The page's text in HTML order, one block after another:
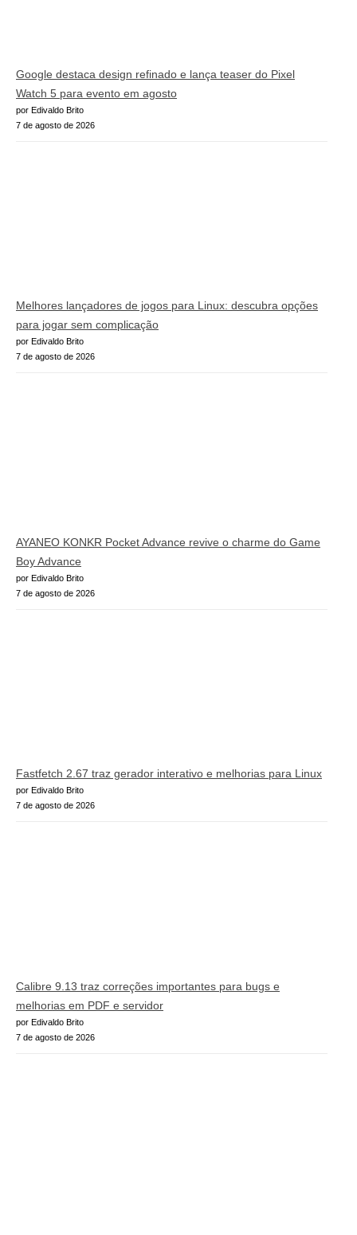
Google destaca design refinado e lança teaser do Pixel
Watch 5 para evento em agosto
por Edivaldo Brito
7 de agosto de 2026
Melhores lançadores de jogos para Linux: descubra opções
para jogar sem complicação
por Edivaldo Brito
7 de agosto de 2026
AYANEO KONKR Pocket Advance revive o charme do Game
Boy Advance
por Edivaldo Brito
7 de agosto de 2026
Fastfetch 2.67 traz gerador interativo e melhorias para Linux
por Edivaldo Brito
7 de agosto de 2026
Calibre 9.13 traz correções importantes para bugs e
melhorias em PDF e servidor
por Edivaldo Brito
7 de agosto de 2026